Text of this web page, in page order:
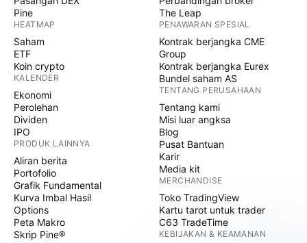
Pine
HEATMAP
Saham
ETF
Koin crypto
KALENDER
Ekonomi
Perolehan
Dividen
IPO
PRODUK LAINNYA
Aliran berita
Portofolio
Grafik Fundamental
Kurva Imbal Hasil
Options
Peta Makro
Skrip Pine®
The Leap
PENAWARAN SPESIAL
Kontrak berjangka CME
Group
Kontrak berjangka Eurex
Bundel saham AS
TENTANG PERUSAHAAN
Tentang kami
Misi luar angksa
Blog
Pusat Bantuan
Karir
Media kit
MERCHANDISE
Toko TradingView
Kartu tarot untuk trader
C63 TradeTime
KEBIJAKAN & KEAMANAN